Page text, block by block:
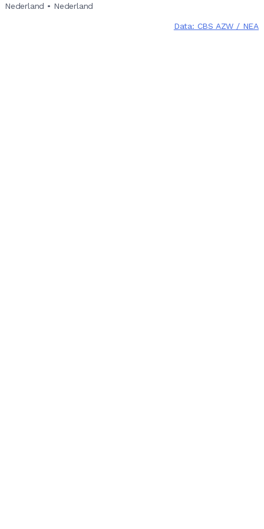
Nederland • Nederland
Data: CBS AZW / NEA